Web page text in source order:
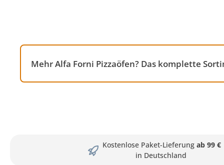
Mehr Alfa Forni Pizzaöfen? Das komplette
Kostenlose Paket-Lieferung ab 99 €
in Deutschland